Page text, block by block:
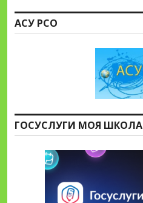
АСУ РСО
ГОСУСЛУГИ МОЯ ШКОЛА